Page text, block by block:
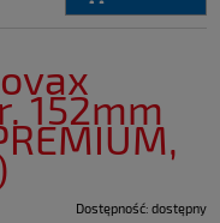
152mm
Dostępność: dostępny